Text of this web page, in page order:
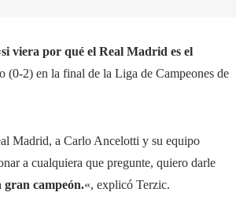
si viera por qué el Real Madrid es el
(0-2) en la final de la Liga de Campeones de
Madrid, a Carlo Ancelotti y su equipo
a cualquiera que pregunte, quiero darle
gran campeón.«, explicó Terzic.